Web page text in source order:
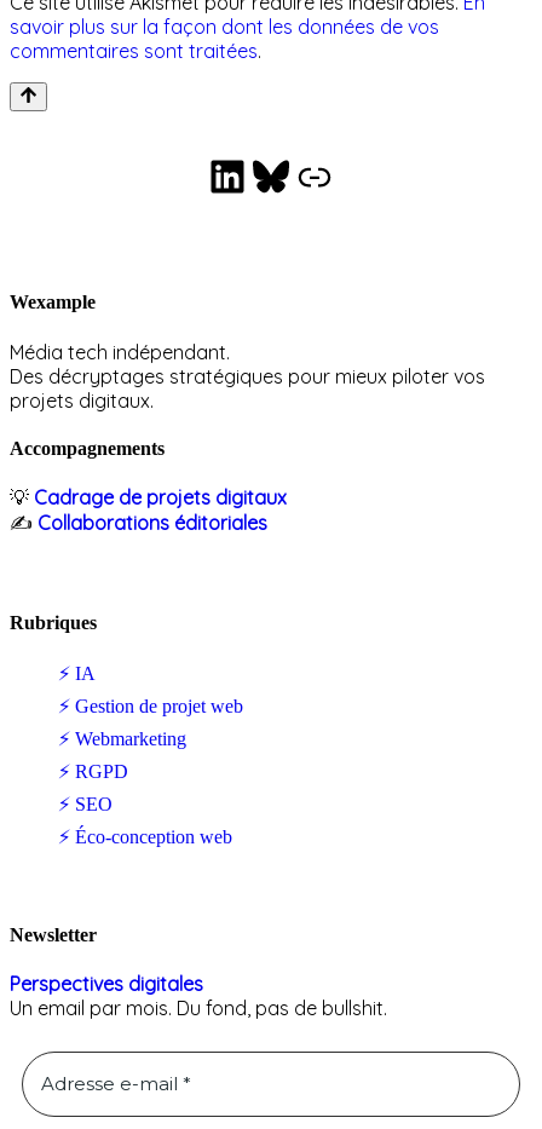
savoir plus sur la façon dont les données de vos
commentaires sont traitées.
LinkedIn
Bluesky
Collaborations éditoriales
Wexample
Média tech indépendant.
Des décryptages stratégiques pour mieux piloter vos
projets digitaux.
Accompagnements
💡 Cadrage de projets digitaux
✍️ Collaborations éditoriales
Rubriques
⚡ IA
⚡ Gestion de projet web
⚡ Webmarketing
⚡ RGPD
⚡ SEO
⚡ Éco-conception web
Newsletter
Perspectives digitales
Un email par mois. Du fond, pas de bullshit.